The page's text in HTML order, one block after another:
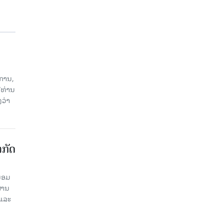
ານ,
ານ
າ
ດ
ມ
ນ​
ລະ